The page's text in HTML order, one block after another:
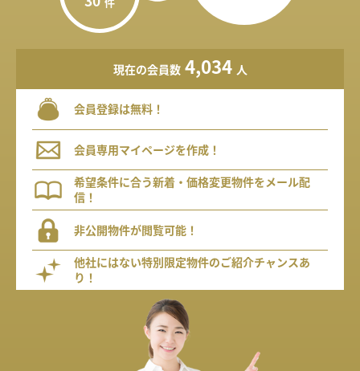
現在の会員数 4,034 人
会員登録は無料！
会員専用マイページを作成！
希望条件に合う新着・価格変更物件をメール配
信！
非公開物件が閲覧可能！
他社にはない特別限定物件のご紹介チャンスあ
り！